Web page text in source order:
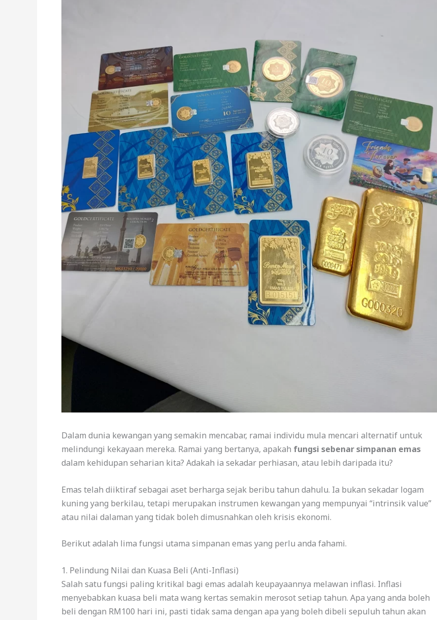
Dalam dunia kewangan yang semakin mencabar, ramai individu mula mencari alternatif untuk
melindungi kekayaan mereka. Ramai yang bertanya, apakah fungsi sebenar simpanan emas
dalam kehidupan seharian kita? Adakah ia sekadar perhiasan, atau lebih daripada itu?
Emas telah diiktiraf sebagai aset berharga sejak beribu tahun dahulu. Ia bukan sekadar logam
kuning yang berkilau, tetapi merupakan instrumen kewangan yang mempunyai “intrinsik value”
atau nilai dalaman yang tidak boleh dimusnahkan oleh krisis ekonomi.
Berikut adalah lima fungsi utama simpanan emas yang perlu anda fahami.
1. Pelindung Nilai dan Kuasa Beli (Anti-Inflasi)
Salah satu fungsi paling kritikal bagi emas adalah keupayaannya melawan inflasi. Inflasi
menyebabkan kuasa beli mata wang kertas semakin merosot setiap tahun. Apa yang anda boleh
beli dengan RM100 hari ini, pasti tidak sama dengan apa yang boleh dibeli sepuluh tahun akan